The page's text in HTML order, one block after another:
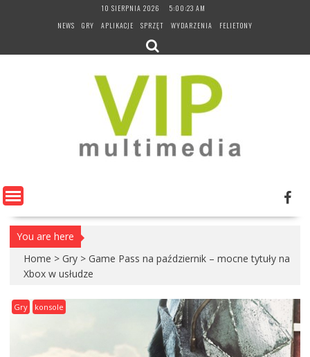
10 SIERPNIA 2026
5:00:25 AM
NEWS
GRY APLIKACJE SPRZĘT WYDARZENIA FELIETONY
You are here
Home > Gry > Game Pass na październik – mocne tytuły na
Xbox w usłudze
Gry konsole